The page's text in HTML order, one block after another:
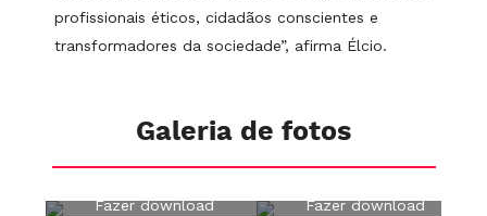
profissionais éticos, cidadãos conscientes e
transformadores da sociedade”, afirma Élcio.
Galeria de fotos
Fazer download Fazer download